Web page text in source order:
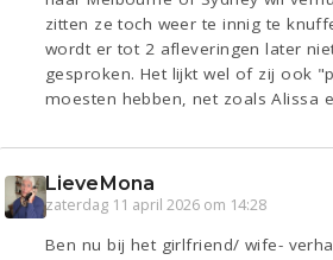
zitten ze toch weer te innig te
wordt er tot 2 afleveringen later
gesproken. Het lijkt wel of zij ook
moesten hebben, net zoals Alissa
LieveMona
zaterdag 11 april 2026 om 14:28
Ben nu bij het girlfriend/ wife-